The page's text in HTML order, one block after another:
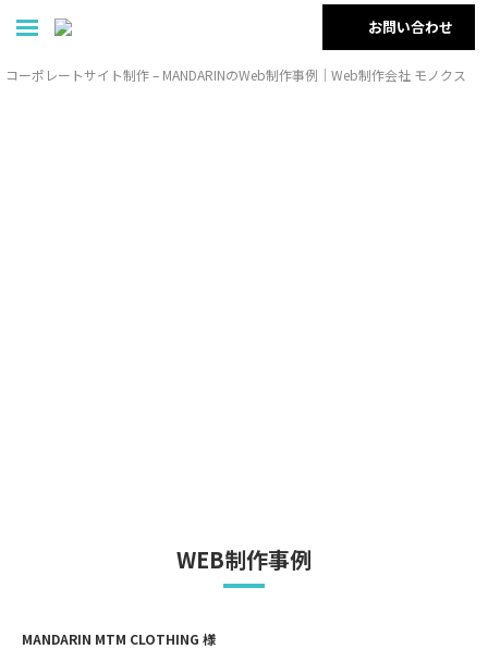
お問い合わせ
コーポレートサイト制作 – MANDARINのWeb制作事例｜Web制作会社 モノクス
WEB制作事例
MANDARIN MTM CLOTHING 様